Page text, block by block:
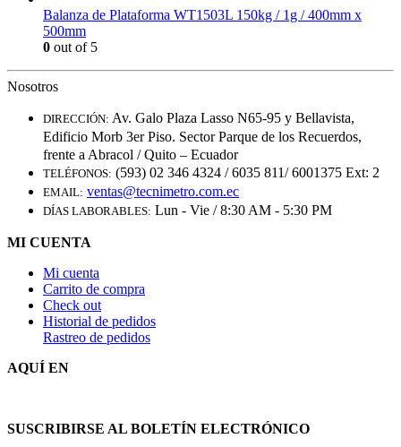
Balanza de Plataforma WT1503L 150kg / 1g / 400mm x
500mm
0 out of 5
Nosotros
DIRECCIÓN: Av. Galo Plaza Lasso N65-95 y Bellavista,
Edificio Morb 3er Piso. Sector Parque de los Recuerdos,
frente a Abracol / Quito – Ecuador
TELÉFONOS: (593) 02 346 4324 / 6035 811/ 6001375 Ext: 2
EMAIL: ventas@tecnimetro.com.ec
DÍAS LABORABLES: Lun - Vie / 8:30 AM - 5:30 PM
MI CUENTA
Mi cuenta
Carrito de compra
Check out
Historial de pedidos
Rastreo de pedidos
AQUÍ EN
SUSCRIBIRSE AL BOLETÍN ELECTRÓNICO